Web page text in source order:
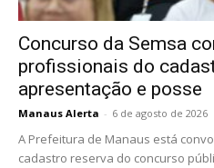
Concurso da Semsa
profissionais do
apresentação e posse
Manaus Alerta - 6 de agosto de 2026
A Prefeitura de Manaus está
cadastro reserva do concurso